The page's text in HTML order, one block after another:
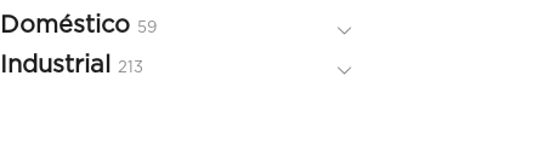
Doméstico 5959
Industrial 213